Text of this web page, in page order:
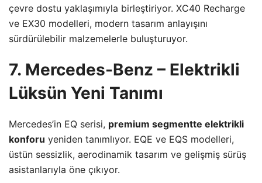
çevre dostu yaklaşımıyla birleştiriyor. XC40 Recharge
ve EX30 modelleri, modern tasarım anlayışını
sürdürülebilir malzemelerle buluşturuyor.
7. Mercedes-Benz – Elektrikli
Lüksün Yeni Tanımı
Mercedes’in EQ serisi, premium segmentte elektrikli
konforu yeniden tanımlıyor. EQE ve EQS modelleri,
üstün sessizlik, aerodinamik tasarım ve gelişmiş sürüş
asistanlarıyla öne çıkıyor.